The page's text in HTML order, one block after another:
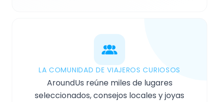
LA COMUNIDAD DE VIAJEROS CURIOSOS
AroundUs reúne miles de lugares
seleccionados, consejos locales y joyas